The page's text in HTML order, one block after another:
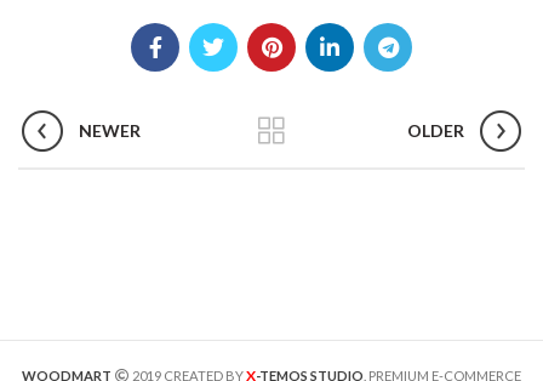
NEWER OLDER
WOODMART 2019 CREATED BYX-TEMOS STUDIO . PREMIUM E-COMMERCE